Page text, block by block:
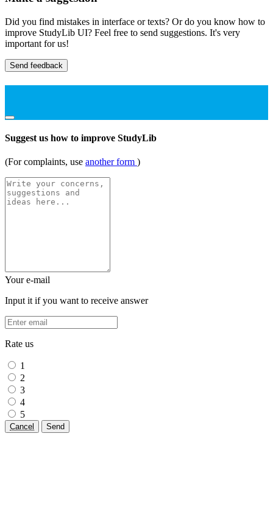
Did you find mistakes in interface or texts? Or do you know how to
improve StudyLib UI? Feel free to send suggestions. It's very
important for us!
Send feedback
Suggest us how to improve StudyLib
(For complaints, use another form )
Your e-mail
Input it if you want to receive answer
Rate us
1
2
3
4
5
Cancel Send